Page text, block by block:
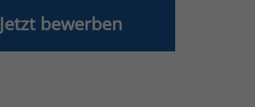
Jetzt bewerben
Websites und